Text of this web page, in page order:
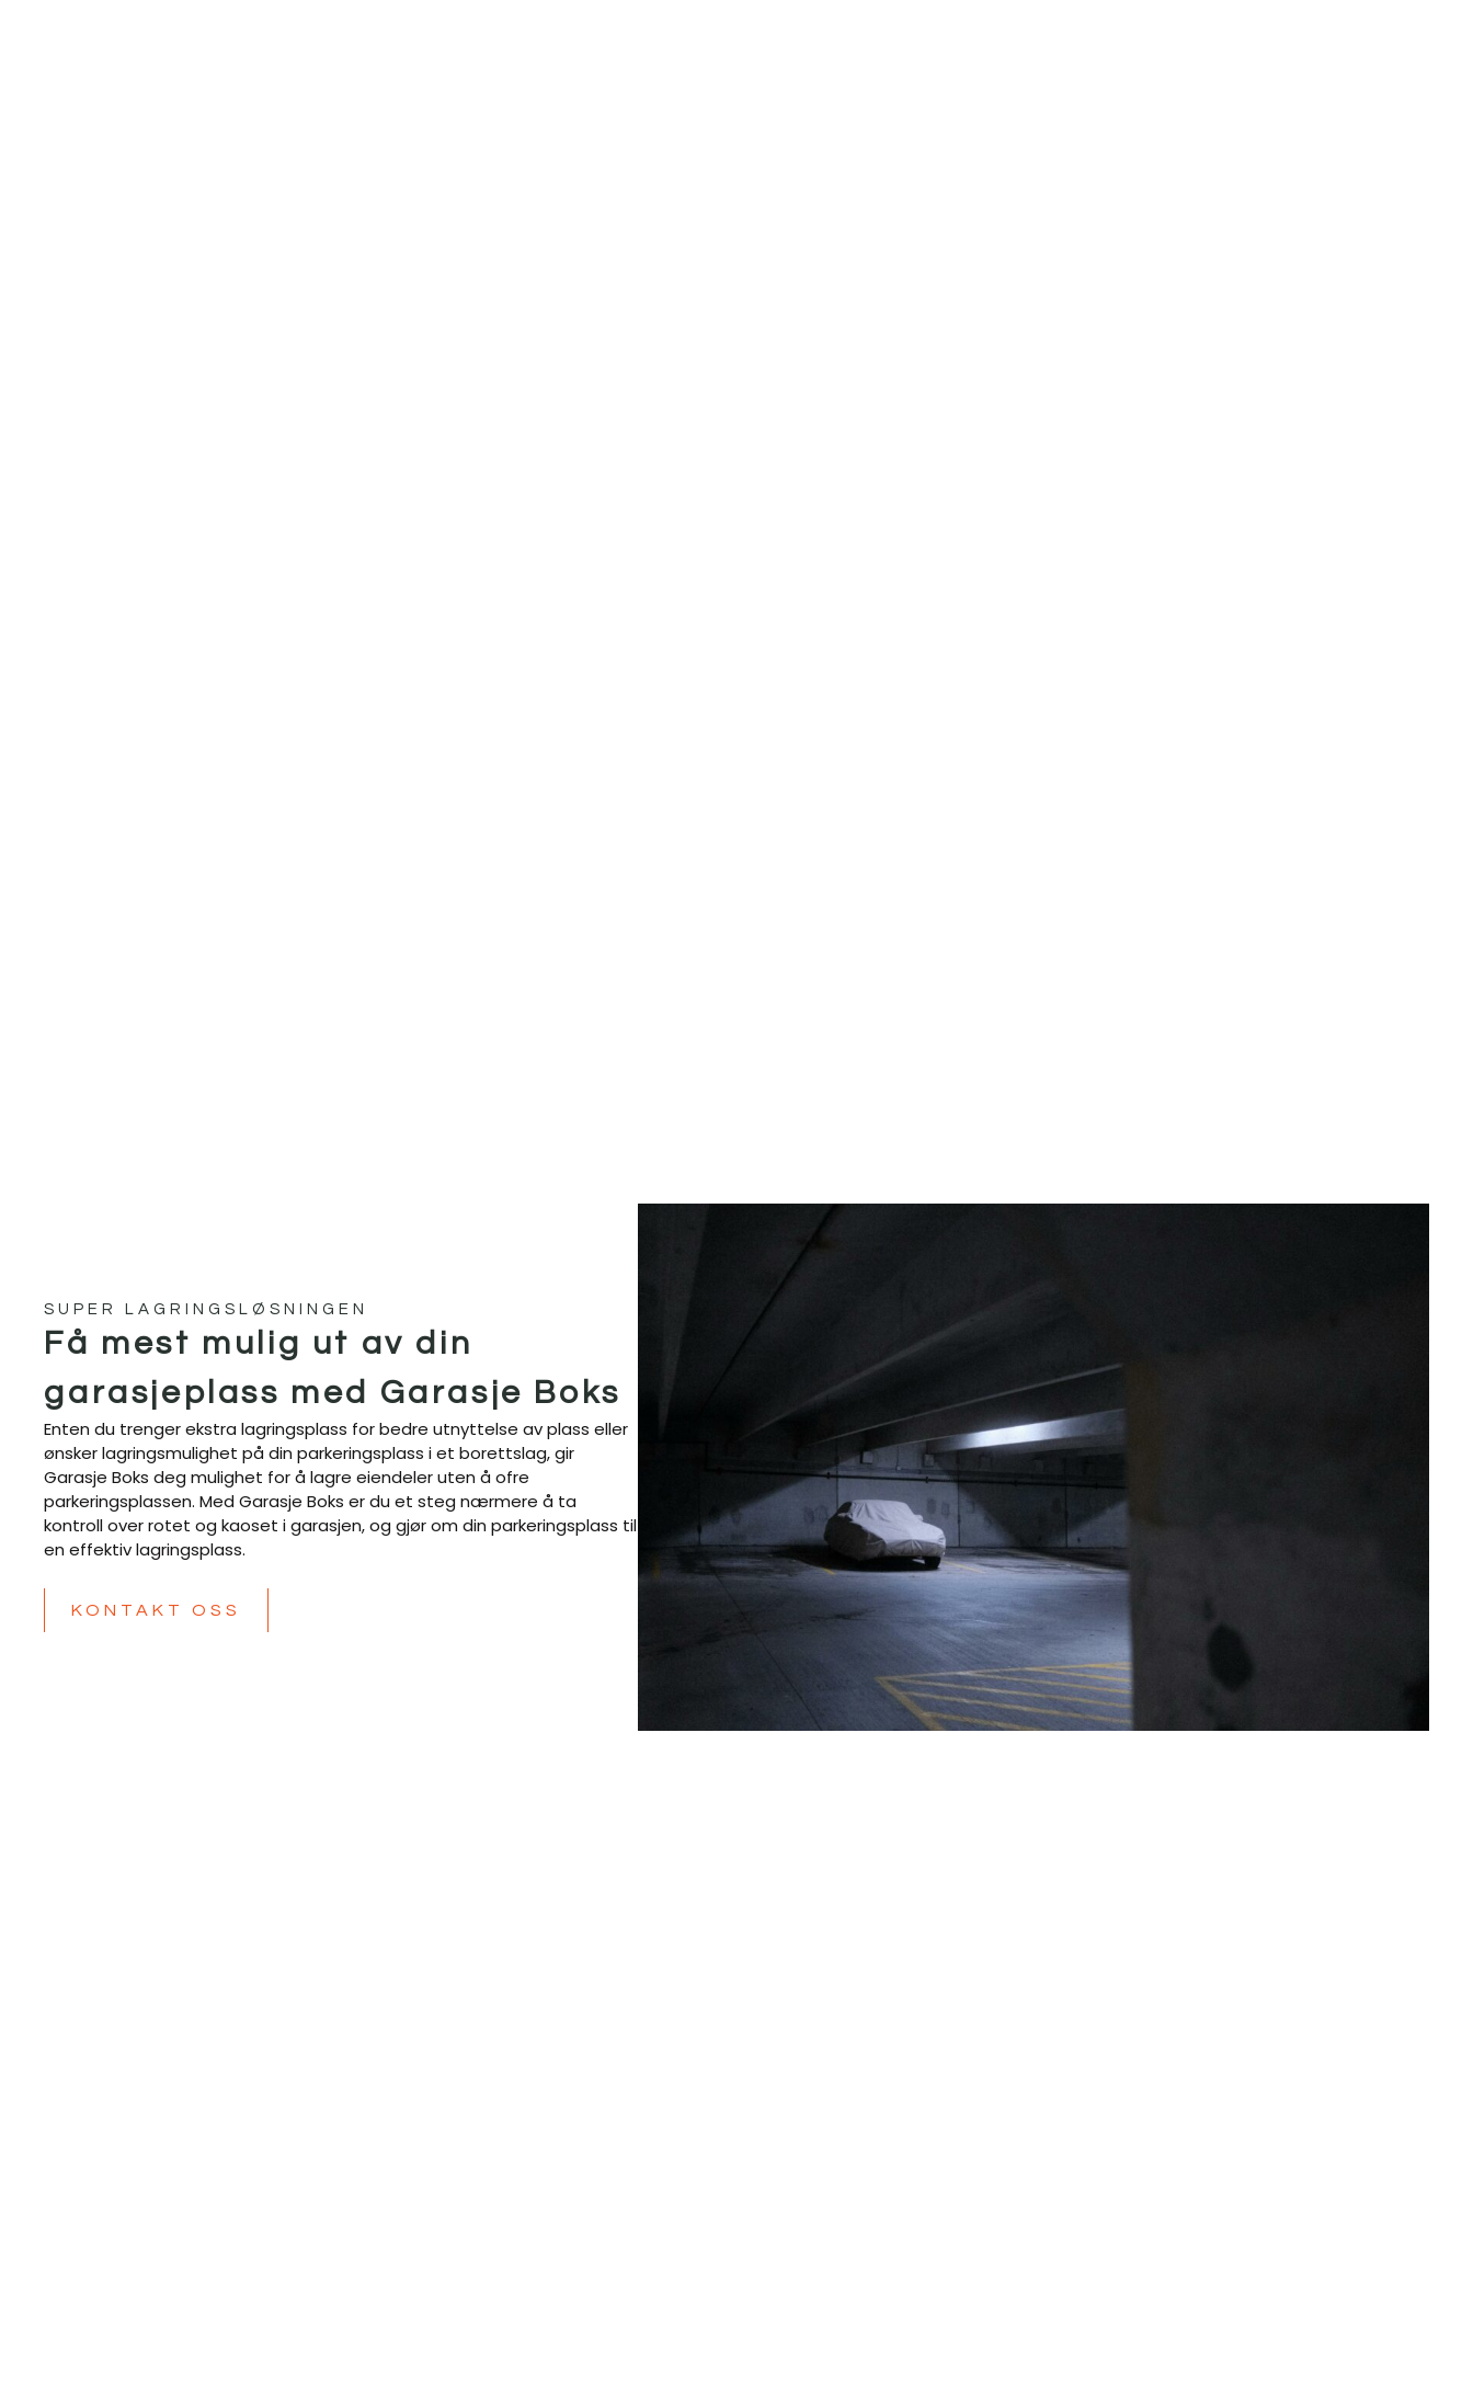
SUPER LAGRINGSLØSNINGEN
Få mest mulig ut av din
garasjeplass med Garasje Boks
Enten du trenger ekstra lagringsplass for bedre utnyttelse av plass eller
ønsker lagringsmulighet på din parkeringsplass i et borettslag, gir
Garasje Boks deg mulighet for å lagre eiendeler uten å ofre
parkeringsplassen. Med Garasje Boks er du et steg nærmere å ta
kontroll over rotet og kaoset i garasjen, og gjør om din parkeringsplass til
en effektiv lagringsplass.
KONTAKT OSS